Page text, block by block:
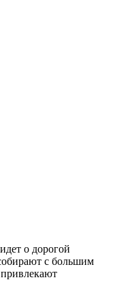
о дорогой
с большим